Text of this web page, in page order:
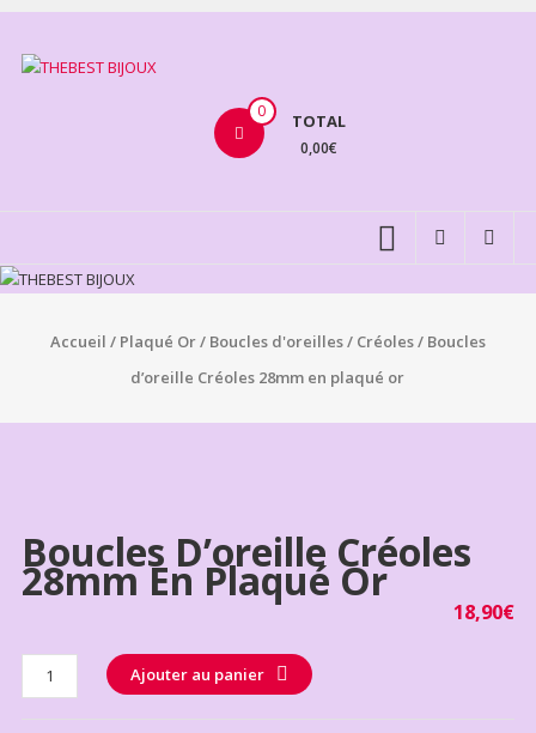
Aller
contenu
BIJOUX
0 TOTAL
0,00€
Accueil / Plaqué Or/ Boucles d'oreilles/ Créoles/ Boucles
d’oreille Créoles 28mm en plaqué or
Boucles D’oreille Créoles
28mm En Plaqué Or
18,90€
Quantité Ajouter au panier